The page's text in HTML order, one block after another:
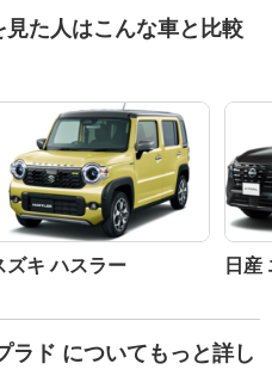
た人はこんな車と比較
ズキ ハスラー 日産
ラド についてもっと詳し